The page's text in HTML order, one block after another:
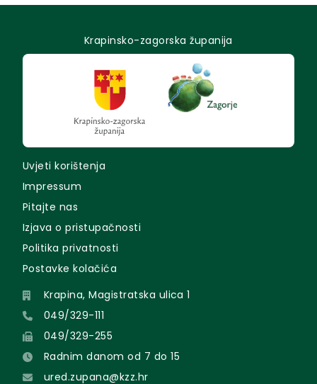
Krapinsko-zagorska županija
Uvjeti korištenja
Impressum
Pitajte nas
Izjava o pristupačnosti
Politika privatnosti
Postavke kolačića
Krapina, Magistratska ulica 1
049/329-111
049/329-255
Radnim danom od 7 do 15
ured.zupana@kzz.hr